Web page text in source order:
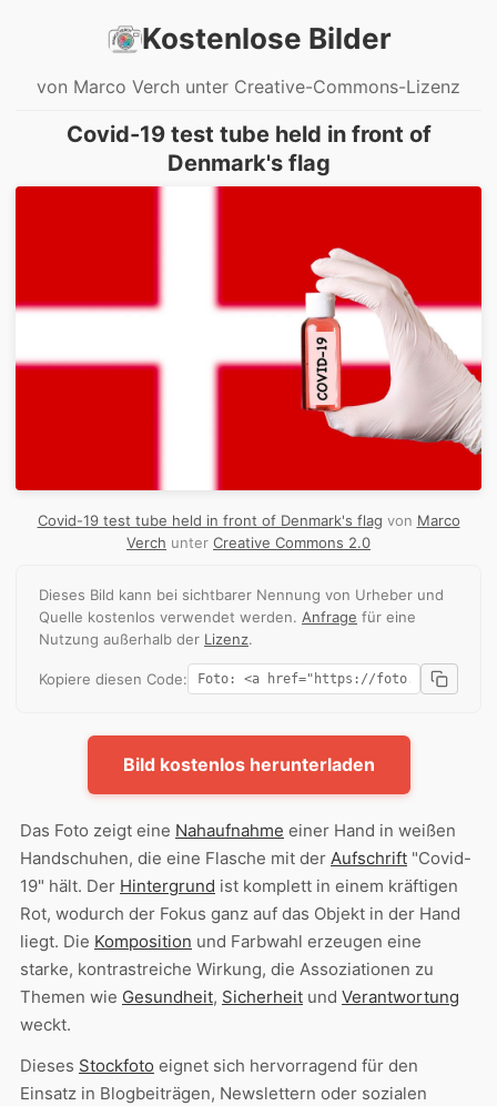
Kostenlose Bilder
von Marco Verch unter Creative-Commons-Lizenz
Covid-19 test tube held in front of
Denmark's flag
Covid-19 test tube held in front of Denmark's flag von Marco
Verch unter Creative Commons 2.0
Dieses Bild kann bei sichtbarer Nennung von Urheber und
Quelle kostenlos verwendet werden. Anfrage für eine
Nutzung außerhalb der Lizenz.
Kopiere diesen Code:
Bild kostenlos herunterladen
Das Foto zeigt eine Nahaufnahme einer Hand in weißen
Handschuhen, die eine Flasche mit der Aufschrift "Covid-
19" hält. Der Hintergrund ist komplett in einem kräftigen
Rot, wodurch der Fokus ganz auf das Objekt in der Hand
liegt. Die Komposition und Farbwahl erzeugen eine
starke, kontrastreiche Wirkung, die Assoziationen zu
Themen wie Gesundheit, Sicherheit und Verantwortung
weckt.
Dieses Stockfoto eignet sich hervorragend für den
Einsatz in Blogbeiträgen, Newslettern oder sozialen